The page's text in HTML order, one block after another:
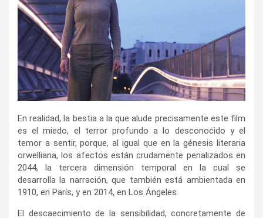
En realidad, la bestia a la que alude precisamente este film
es el miedo, el terror profundo a lo desconocido y el
temor a sentir, porque, al igual que en la génesis literaria
orwelliana, los afectos están crudamente penalizados en
2044, la tercera dimensión temporal en la cual se
desarrolla la narración, que también está ambientada en
1910, en París, y en 2014, en Los Ángeles.
El descaecimiento de la sensibilidad, concretamente de